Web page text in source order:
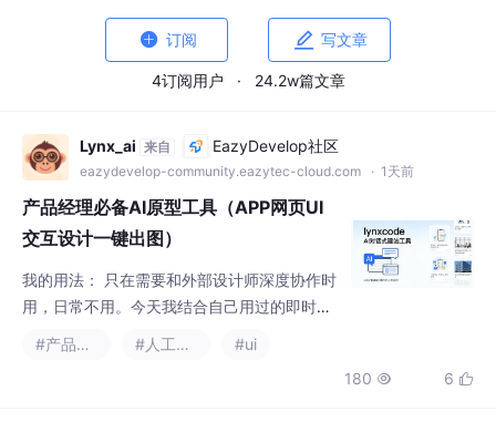
 订阅  写文章
4订阅用户 · 24.2w篇文章
Lynx_ai 来自 EazyDevelop社区
eazydevelop-community.eazytec-cloud.com · 1天前
产品经理必备AI原型工具（APP网页UI
交互设计一键出图）
我的用法： 只在需要和外部设计师深度协作时
用，日常不用。今天我结合自己用过的即时设
计、墨刀、Pixso、Figma、UIzard等工具，从
#产品经理 #人工智能
#ui
180  6 